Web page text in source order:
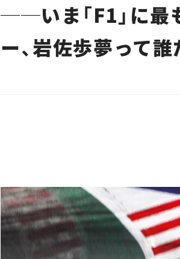
──いま「F1」に最
ー、岩佐歩夢って誰